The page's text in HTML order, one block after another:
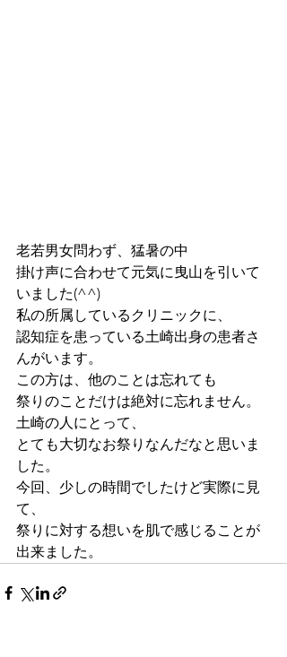
老若男女問わず、猛暑の中
掛け声に合わせて元気に曳山を引いて
いました(^^)
私の所属しているクリニックに、
認知症を患っている土崎出身の患者さ
んがいます。
この方は、他のことは忘れても
祭りのことだけは絶対に忘れません。
土崎の人にとって、
とても大切なお祭りなんだなと思いま
した。
今回、少しの時間でしたけど実際に見
て、
祭りに対する想いを肌で感じることが
出来ました。